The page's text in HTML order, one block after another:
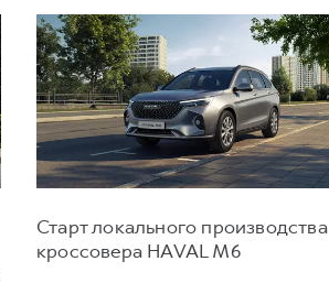
Старт локального производства
кроссовера HAVAL M6